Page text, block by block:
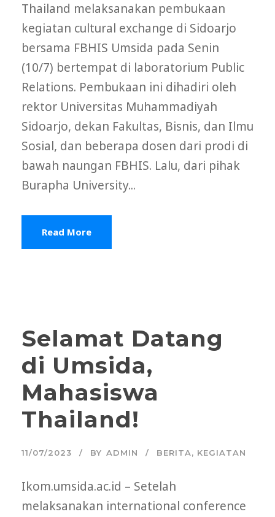
Thailand melaksanakan pembukaan
kegiatan cultural exchange di Sidoarjo
bersama FBHIS Umsida pada Senin
(10/7) bertempat di laboratorium Public
Relations. Pembukaan ini dihadiri oleh
rektor Universitas Muhammadiyah
Sidoarjo, dekan Fakultas, Bisnis, dan Ilmu
Sosial, dan beberapa dosen dari prodi di
bawah naungan FBHIS. Lalu, dari pihak
Burapha University...
Read More
Selamat Datang
di Umsida,
Mahasiswa
Thailand!
11/07/2023 BY ADMIN BERITA, KEGIATAN
Ikom.umsida.ac.id – Setelah
melaksanakan international conference